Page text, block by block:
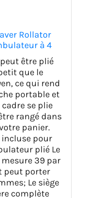
Rollator
à 4
et Freins,
pour les
Royale
être plié
que le
ce qui rend
portable et
cadre se plie
rangé dans
panier.
pour
plié Le
39 par
peut porter
Le siège
complète